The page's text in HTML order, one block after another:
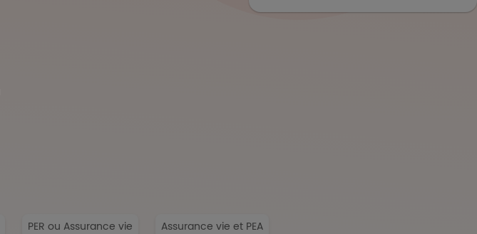
PER ou Assurance vie Assurance vie et PEA